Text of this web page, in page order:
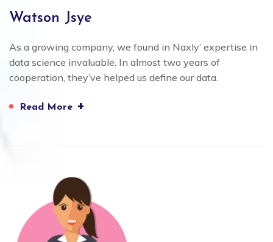
Watson Jsye
As a growing company, we found in Naxly’ expertise in
data science invaluable. In almost two years of
cooperation, they’ve helped us define our data.
Read More +